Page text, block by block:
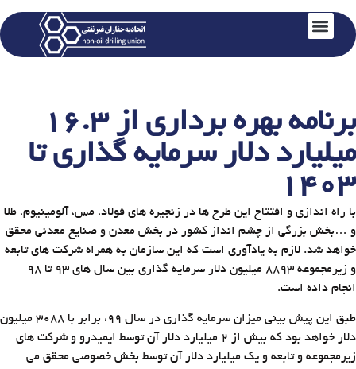
برنامه بهره برداری از ۱۶.۳
میلیارد دلار سرمایه گذاری تا
۱۴۰۳
با راه اندازی و افتتاح این طرح ها در زنجیره های فولاد، ‌مس، آلومینیوم، طلا
و …بخش بزرگی از چشم انداز کشور در بخش معدن و صنایع معدنی محقق
خواهد شد. لازم به یادآوری است که این سازمان به همراه شرکت های تابعه
و زیرمجموعه 8893 میلیون دلار سرمایه گذاری بین سال های 93 تا 98
انجام داده است.
طبق این پیش بینی میزان سرمایه گذاری در سال 99، برابر با 3088 میلیون
دلار خواهد بود که بیش از 2 میلیارد دلار آن توسط ایمیدرو و شرکت های
زیرمجموعه و تابعه و یک میلیارد دلار آن توسط بخش خصوصی محقق می